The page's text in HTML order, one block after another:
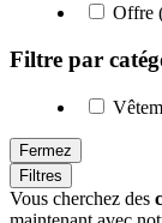
Offre
Filtre par
Fermez
Filtres
Vous cherchez des